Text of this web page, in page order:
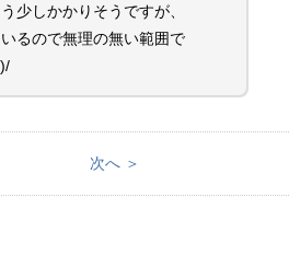
少しかかりそうですが、
るので無理の無い範囲で
次へ ＞